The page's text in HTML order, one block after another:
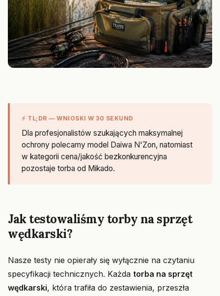
⚡ TL;DR — WNIOSKI W 30 SEKUND
Dla profesjonalistów szukających maksymalnej
ochrony polecamy model Daiwa N'Zon, natomiast
w kategorii cena/jakość bezkonkurencyjna
pozostaje torba od Mikado.
Jak testowaliśmy torby na sprzęt
wędkarski?
Nasze testy nie opierały się wyłącznie na czytaniu
specyfikacji technicznych. Każda torba na sprzęt
wędkarski, która trafiła do zestawienia, przeszła